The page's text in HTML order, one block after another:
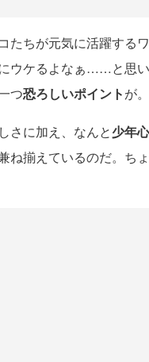
たちが元気に活躍する
ウケるよなぁ……と思
つ恐ろしいポイントが。
さに加え、なんと少年
ね揃えているのだ。ち